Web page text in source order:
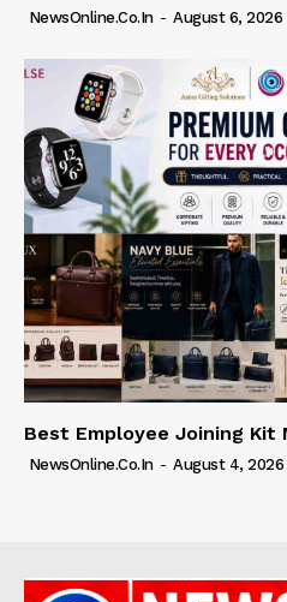
NewsOnline.co.in - August 6, 2026
Best Employee Joining Kit
NewsOnline.co.in - August 4, 2026